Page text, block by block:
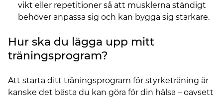
vikt eller repetitioner så att musklerna ständigt
behöver anpassa sig och kan bygga sig starkare.
Hur ska du lägga upp mitt
träningsprogram?
Att starta ditt träningsprogram för styrketräning är
kanske det bästa du kan göra för din hälsa – oavsett